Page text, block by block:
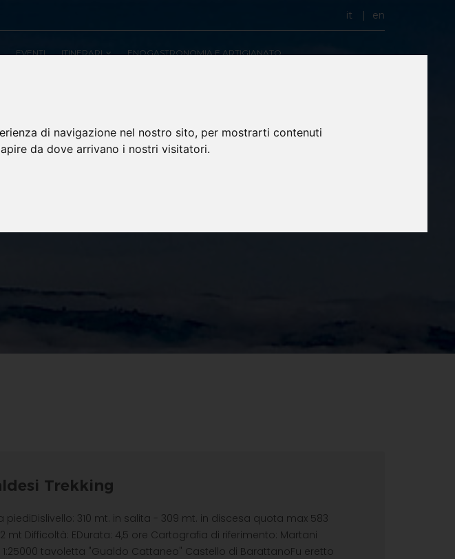
di navigazione nel nostro sito, per mostrarti contenuti
da dove arrivano i nostri visitatori.
it en
EVENTI ITINERARI ENOGASTRONOMIA E ARTIGIANATO
Trekking
piediDislivello: 310 mt. in salita - 309 mt. in discesa quota max 583
mt Difficoltà: EDurata: 4,5 ore Cartografia di riferimento: Martani
1:25000 tavoletta "Gualdo Cattaneo" Castello di BarattanoFu eretto